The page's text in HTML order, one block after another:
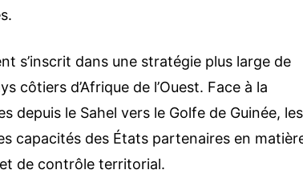
s’inscrit dans une stratégie plus large de
côtiers d’Afrique de l’Ouest. Face à la
depuis le Sahel vers le Golfe de Guinée, les
capacités des États partenaires en
de contrôle territorial.